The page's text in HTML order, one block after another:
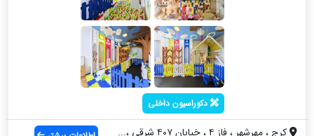
دکوراسیون داخلی
کرج ، مهرشهر ، فاز ۴ ، خیابان ۴۰۷ شرقی ،...